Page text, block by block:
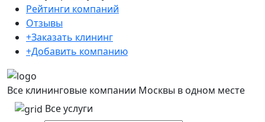
Рейтинги компаний
Отзывы
+Заказать клининг
+Добавить компанию
Все клининговые компании Москвы в одном месте
Все услуги